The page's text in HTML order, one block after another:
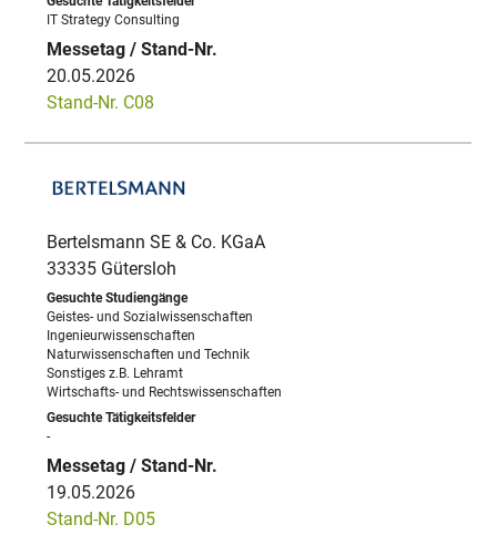
IT Strategy Consulting
20.05.2026
Stand-Nr. C08
Bertelsmann SE & Co. KGaA
33335 Gütersloh
Geistes- und Sozialwissenschaften
Ingenieurwissenschaften
Naturwissenschaften und Technik
Sonstiges z.B. Lehramt
Wirtschafts- und Rechtswissenschaften
-
19.05.2026
Stand-Nr. D05